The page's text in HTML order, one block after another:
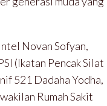
Novan Sofyan,
(Ikatan Pencak Silat
521 Dadaha Yodha,
Rumah Sakit